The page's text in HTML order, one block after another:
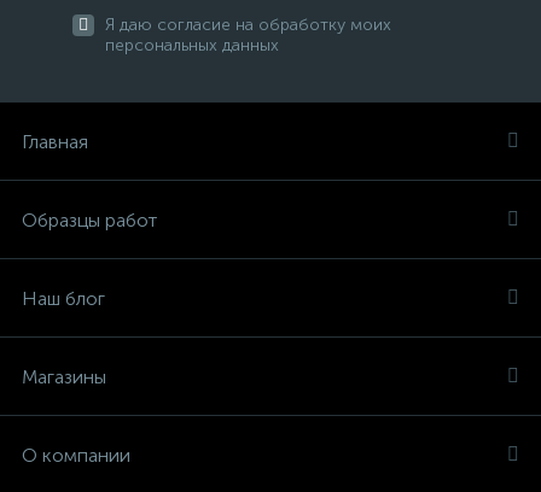
Я даю согласие на обработку моих
персональных данных
Главная
Образцы работ
Наш блог
Магазины
О компании